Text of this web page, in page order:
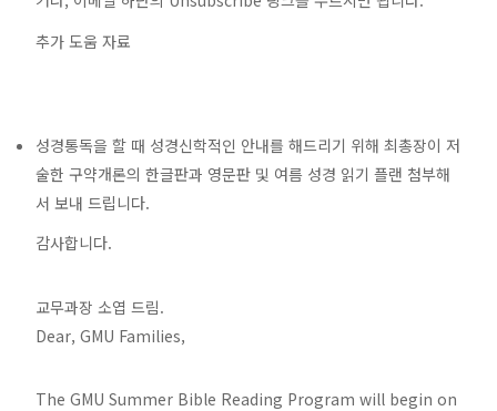
추가 도움 자료
성경통독을 할 때 성경신학적인 안내를 해드리기 위해 최총장이 저
술한 구약개론의 한글판과 영문판 및 여름 성경 읽기 플랜 첨부해
서 보내 드립니다.
감사합니다.
교무과장 소엽 드림.
Dear, GMU Families,
The GMU Summer Bible Reading Program will begin on